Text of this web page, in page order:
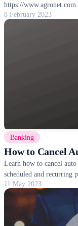
https://
8 February 2023
Banking
How to Cancel
Learn how to cancel
scheduled and recurring
11 May 2023